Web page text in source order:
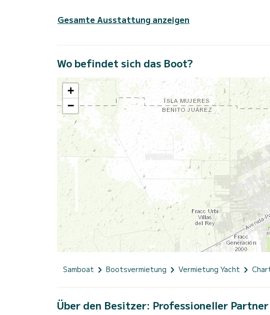
Gesamte Ausstattung anzeigen
Wo befindet sich das Boot?
+
−
Samboat Bootsvermietung Vermietung Yacht
Über den Besitzer: Professioneller Partner